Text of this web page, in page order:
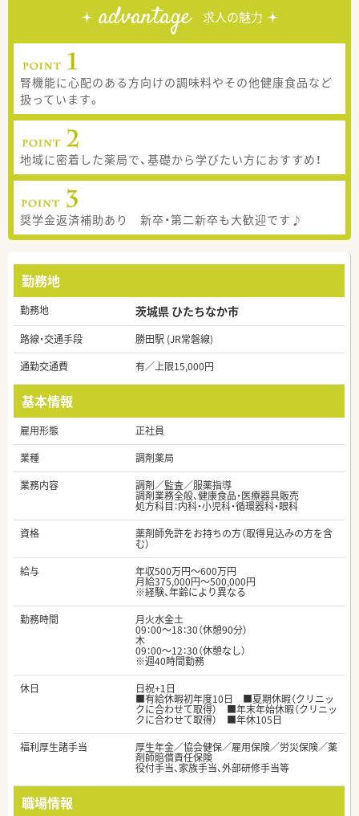
advantage 求人の魅力
腎機能に心配のある方向けの調味料やその他健康食品など
扱っています。
地域に密着した薬局で、基礎から学びたい方におすすめ！
奨学金返済補助あり 新卒・第二新卒も大歓迎です♪
勤務地
勤務地 茨城県 ひたちなか市
路線・交通手段
勝田駅 (JR常磐線)
通勤交通費
有／上限15,000円
基本情報
雇用形態
正社員
業種
調剤薬局
業務内容
調剤／監査／服薬指導
調剤業務全般、健康食品・医療器具販売
処方科目：内科・小児科・循環器科・眼科
資格
薬剤師免許をお持ちの方（取得見込みの方を含
む）
給与
年収500万円～600万円
月給375,000円～500,000円
※経験、年齢により異なる
勤務時間
月火水金土
09：00～18：30（休憩90分）
木
09：00～12：30（休憩なし）
※週40時間勤務
休日
日祝+1日
■有給休暇初年度10日 ■夏期休暇（クリニッ
クに合わせて取得） ■年末年始休暇（クリニッ
クに合わせて取得） ■年休105日
福利厚生諸手当
厚生年金／協会健保／雇用保険／労災保険／薬
剤師賠償責任保険
役付手当、家族手当、外部研修手当等
職場情報